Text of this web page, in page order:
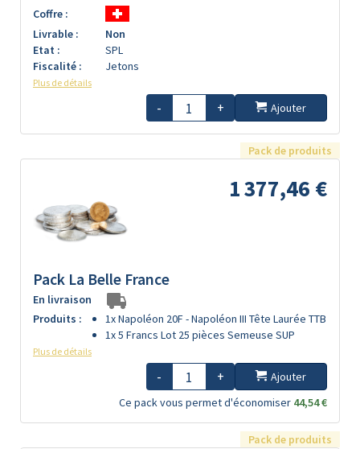
Coffre :
Livrable :
Non
Etat :
SPL
Fiscalité :
Jetons
Plus de détails
- + Ajouter
Pack de produits
1 377,46 €
Pack La Belle France
En livraison
Produits :
1x Napoléon 20F - Napoléon III Tête Laurée TTB
1x 5 Francs Lot 25 pièces Semeuse SUP
Plus de détails
- +
Ajouter
Ce pack vous permet d'économiser 44,54 €
Pack de produits